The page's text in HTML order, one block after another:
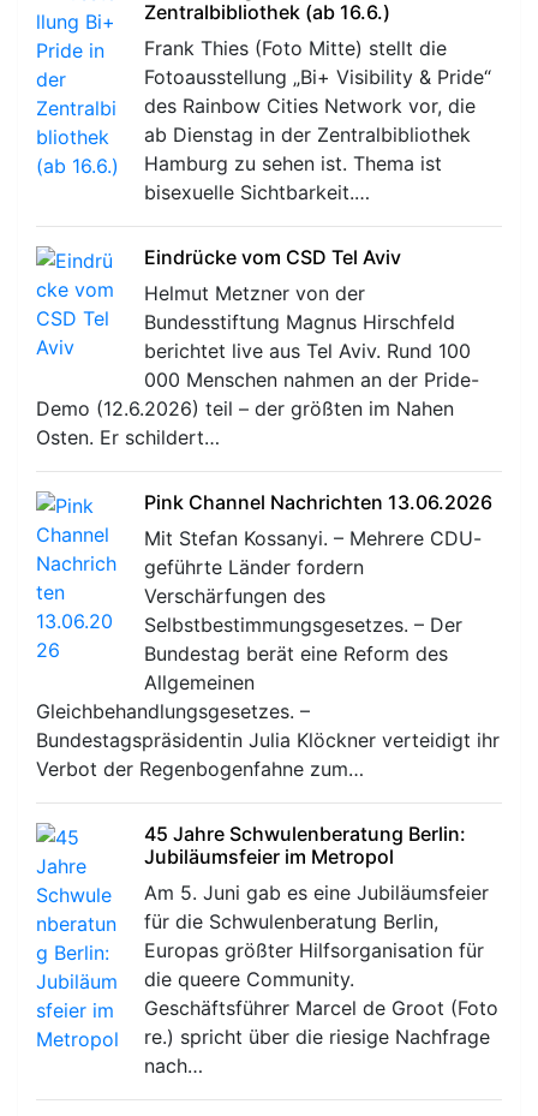
Zentralbibliothek (ab 16.6.)
Frank Thies (Foto Mitte) stellt die
Fotoausstellung „Bi+ Visibility & Pride“
des Rainbow Cities Network vor, die
ab Dienstag in der Zentralbibliothek
Hamburg zu sehen ist. Thema ist
bisexuelle Sichtbarkeit.…
Eindrücke vom CSD Tel Aviv
Helmut Metzner von der
Bundesstiftung Magnus Hirschfeld
berichtet live aus Tel Aviv. Rund 100
000 Menschen nahmen an der Pride-
Demo (12.6.2026) teil – der größten im Nahen
Osten. Er schildert…
Pink Channel Nachrichten 13.06.2026
Mit Stefan Kossanyi. – Mehrere CDU-
geführte Länder fordern
Verschärfungen des
Selbstbestimmungsgesetzes. – Der
Bundestag berät eine Reform des
Allgemeinen
Gleichbehandlungsgesetzes. –
Bundestagspräsidentin Julia Klöckner verteidigt ihr
Verbot der Regenbogenfahne zum…
45 Jahre Schwulenberatung Berlin:
Jubiläumsfeier im Metropol
Am 5. Juni gab es eine Jubiläumsfeier
für die Schwulenberatung Berlin,
Europas größter Hilfsorganisation für
die queere Community.
Geschäftsführer Marcel de Groot (Foto
re.) spricht über die riesige Nachfrage
nach…